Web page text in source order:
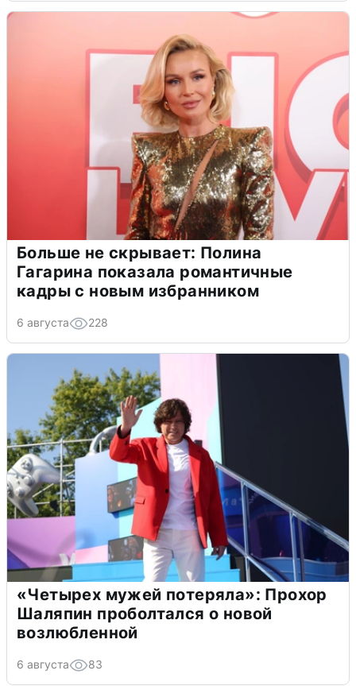
Больше не скрывает: Полина
Гагарина показала романтичные
кадры с новым избранником
6 августа 228
«Четырех мужей потеряла»: Прохор
Шаляпин проболтался о новой
возлюбленной
6 августа 83